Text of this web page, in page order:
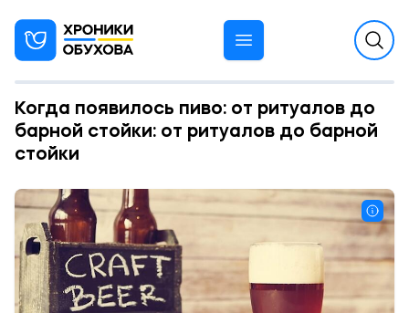
Когда появилось пиво: от ритуалов до
барной стойки: от ритуалов до барной
стойки